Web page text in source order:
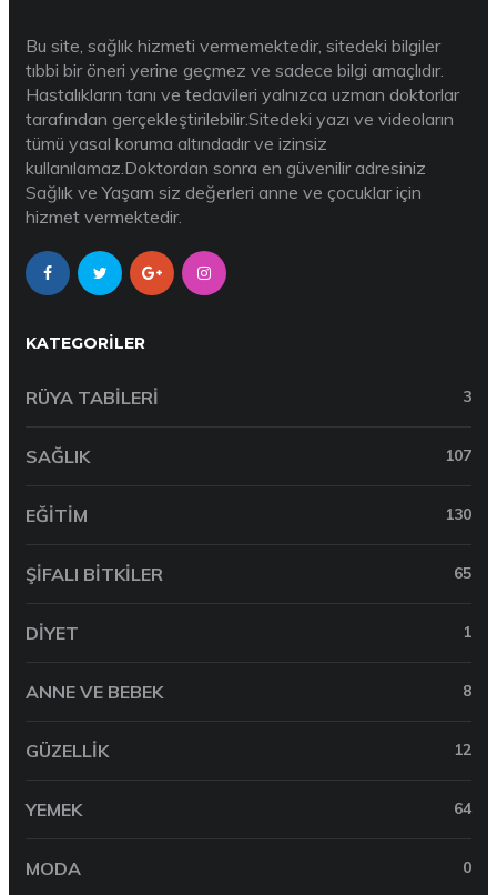
Bu site, sağlık hizmeti vermemektedir, sitedeki bilgiler
tıbbi bir öneri yerine geçmez ve sadece bilgi amaçlıdır.
Hastalıkların tanı ve tedavileri yalnızca uzman doktorlar
tarafından gerçekleştirilebilir.Sitedeki yazı ve videoların
tümü yasal koruma altındadır ve izinsiz
kullanılamaz.Doktordan sonra en güvenilir adresiniz
Sağlık ve Yaşam siz değerleri anne ve çocuklar için
hizmet vermektedir.
KATEGORILER
RÜYA TABILERI 3
SAĞLIK 107
EĞITIM 130
ŞIFALI BITKILER 65
DIYET 1
ANNE VE BEBEK 8
GÜZELLIK 12
YEMEK 64
MODA 0